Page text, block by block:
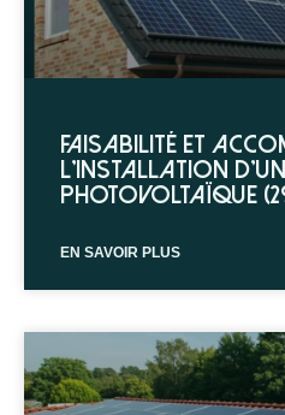
Faisabilité et
l’installation
photovoltaïque
EN SAVOIR PLUS